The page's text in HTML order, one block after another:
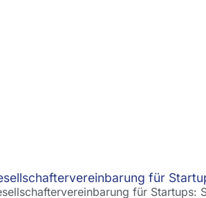
für
für Startups: